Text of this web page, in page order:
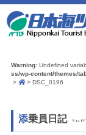
Warning: Undefined
ss/wp-content/themes/
DSC_0196
添乗員日記